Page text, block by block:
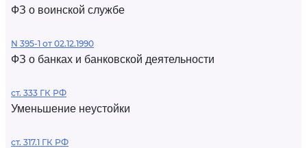
ФЗ о воинской службе
N 395-1 от 02.12.1990
ФЗ о банках и банковской деятельности
ст. 333 ГК РФ
Уменьшение неустойки
ст. 317.1 ГК РФ